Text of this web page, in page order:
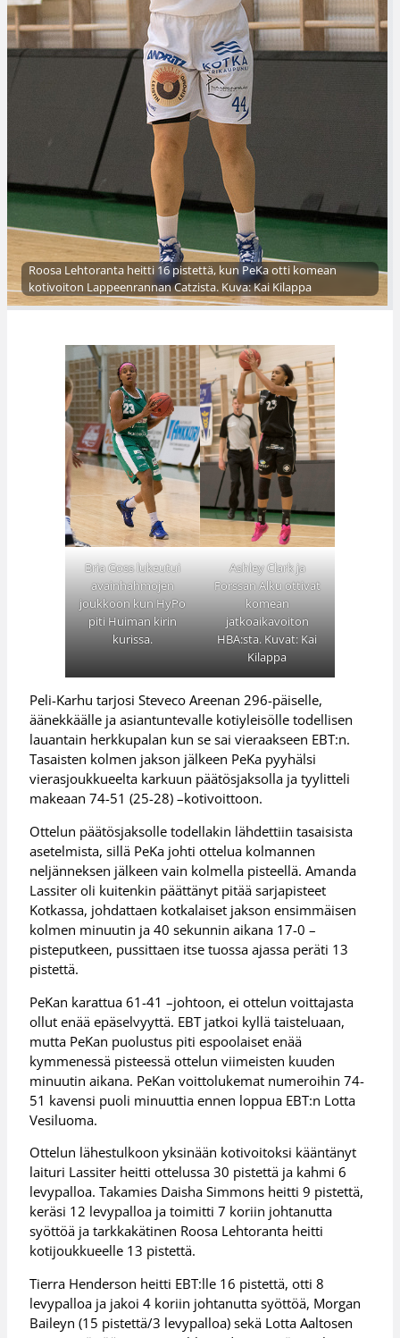
Roosa Lehtoranta heitti 16 pistettä, kun PeKa otti komean
kotivoiton Lappeenrannan Catzista. Kuva: Kai Kilappa
Bria Goss lukeutui
avainhahmojen
joukkoon kun HyPo
piti Huiman kirin
kurissa.
Ashley Clark ja
Forssan Alku ottivat
komean
jatkoaikavoiton
HBA:sta. Kuvat: Kai
Kilappa
Peli-Karhu tarjosi Steveco Areenan 296-päiselle,
äänekkäälle ja asiantuntevalle kotiyleisölle todellisen
lauantain herkkupalan kun se sai vieraakseen EBT:n.
Tasaisten kolmen jakson jälkeen PeKa pyyhälsi
vierasjoukkueelta karkuun päätösjaksolla ja tyylitteli
makeaan 74-51 (25-28) –kotivoittoon.
Ottelun päätösjaksolle todellakin lähdettiin tasaisista
asetelmista, sillä PeKa johti ottelua kolmannen
neljänneksen jälkeen vain kolmella pisteellä. Amanda
Lassiter oli kuitenkin päättänyt pitää sarjapisteet
Kotkassa, johdattaen kotkalaiset jakson ensimmäisen
kolmen minuutin ja 40 sekunnin aikana 17-0 –
pisteputkeen, pussittaen itse tuossa ajassa peräti 13
pistettä.
PeKan karattua 61-41 –johtoon, ei ottelun voittajasta
ollut enää epäselvyyttä. EBT jatkoi kyllä taisteluaan,
mutta PeKan puolustus piti espoolaiset enää
kymmenessä pisteessä ottelun viimeisten kuuden
minuutin aikana. PeKan voittolukemat numeroihin 74-
51 kavensi puoli minuuttia ennen loppua EBT:n Lotta
Vesiluoma.
Ottelun lähestulkoon yksinään kotivoitoksi kääntänyt
laituri Lassiter heitti ottelussa 30 pistettä ja kahmi 6
levypalloa. Takamies Daisha Simmons heitti 9 pistettä,
keräsi 12 levypalloa ja toimitti 7 koriin johtanutta
syöttöä ja tarkkakätinen Roosa Lehtoranta heitti
kotijoukkueelle 13 pistettä.
Tierra Henderson heitti EBT:lle 16 pistettä, otti 8
levypalloa ja jakoi 4 koriin johtanutta syöttöä, Morgan
Baileyn (15 pistettä/3 levypalloa) sekä Lotta Aaltosen